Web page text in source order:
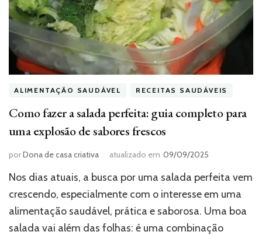
ALIMENTAÇÃO SAUDÁVEL RECEITAS SAUDÁVEIS
Como fazer a salada perfeita: guia completo para
uma explosão de sabores frescos
porDona de casa criativa atualizado em 09/09/2025
Nos dias atuais, a busca por uma salada perfeita vem
crescendo, especialmente com o interesse em uma
alimentação saudável, prática e saborosa. Uma boa
salada vai além das folhas: é uma combinação